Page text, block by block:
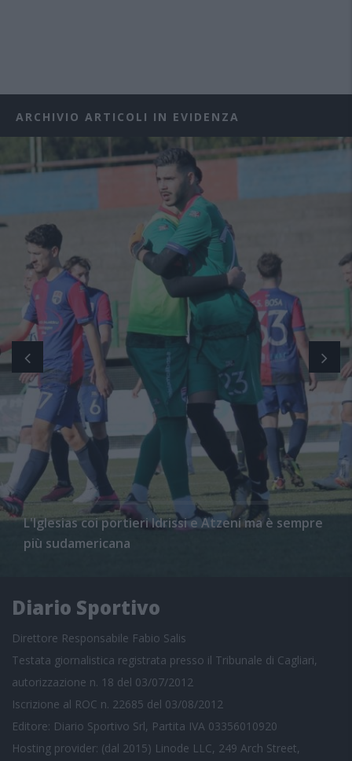
ARCHIVIO ARTICOLI IN EVIDENZA
L'Iglesias coi portieri Idrissi e Atzeni ma è sempre
più sudamericana
Diario Sportivo
Direttore Responsabile Fabio Salis
Testata giornalistica registrata presso il Tribunale di Cagliari,
autorizzazione n. 18 del 03/07/2012
Iscrizione al ROC n. 22685 del 03/08/2012
Editore: Diario Sportivo Srl, Partita IVA 03356010920
Hosting provider: (dal 2015) Linode LLC, 249 Arch Street,